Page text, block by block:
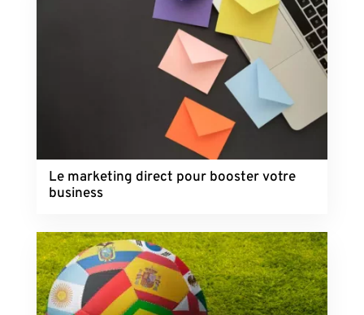
Le marketing direct pour booster votre
business